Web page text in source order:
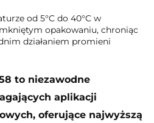
od 5°C do 40°C w
opakowaniu, chroniąc
działaniem promieni
to niezawodne
aplikacji
oferujące najwyższą